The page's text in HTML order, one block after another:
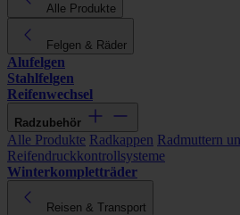
Alle Produkte
Felgen & Räder
Alufelgen
Stahlfelgen
Reifenwechsel
Radzubehör
Alle Produkte Radkappen Radmuttern
Reifendruckkontrollsysteme
Winterkompletträder
Reisen & Transport